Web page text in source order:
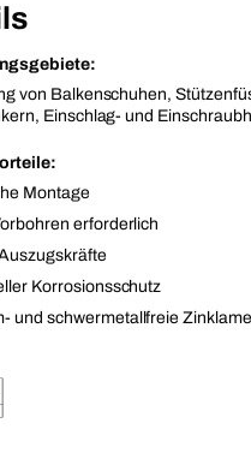
von Balkenschuhen,
Einschlag- und
Montage
erforderlich
Korrosionsschutz
und schwermetallfreie